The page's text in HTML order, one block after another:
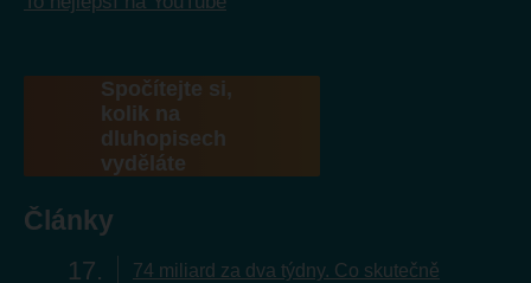
Spočítejte si,
kolik na
dluhopisech
vyděláte
Články
17
74 miliard za dva týdny. Co skutečně